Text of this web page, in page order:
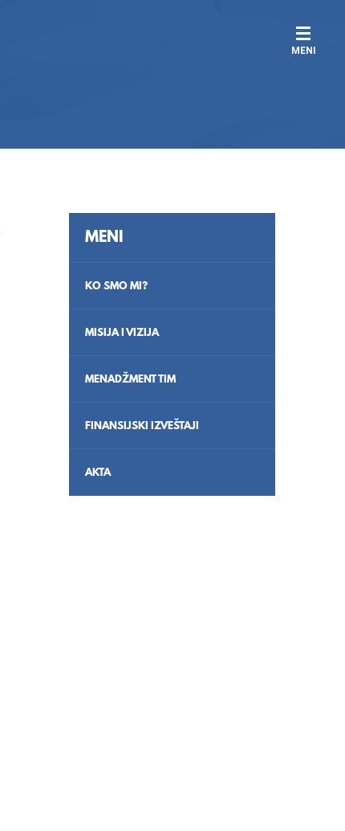
MENI
MENI
KO SMO MI?
MISIJA I VIZIJA
MENADŽMENT TIM
FINANSIJSKI IZVEŠTAJI
AKTA